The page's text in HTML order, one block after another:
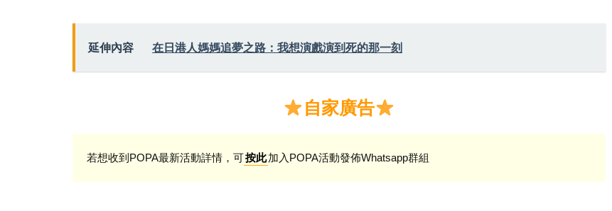
延伸內容 在日港人媽媽追夢之路：我想演戲演到死的那一刻
自家廣告
若想收到POPA最新活動詳情，可按此加入POPA活動發佈Whatsapp群組